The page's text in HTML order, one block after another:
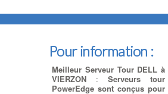
Ajouter ou Remplacer des
cartes d’extension Pcie:Ajout
remplaçons ou rajoutons la carte
contrôleur adaptée à la
connectique de votre
périphérique : une Carte
contrôleur FireWire 800 (Carte
Pour information :
Meilleur Serveur Tour DELL à
VIERZON : Serveurs tour
PowerEdge sont conçus pour